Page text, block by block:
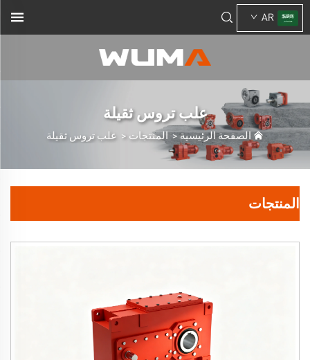
AR
علب تروس ثقيلة
الصفحة الرئيسية> المنتجات > علب تروس ثقيلة
المنتجات